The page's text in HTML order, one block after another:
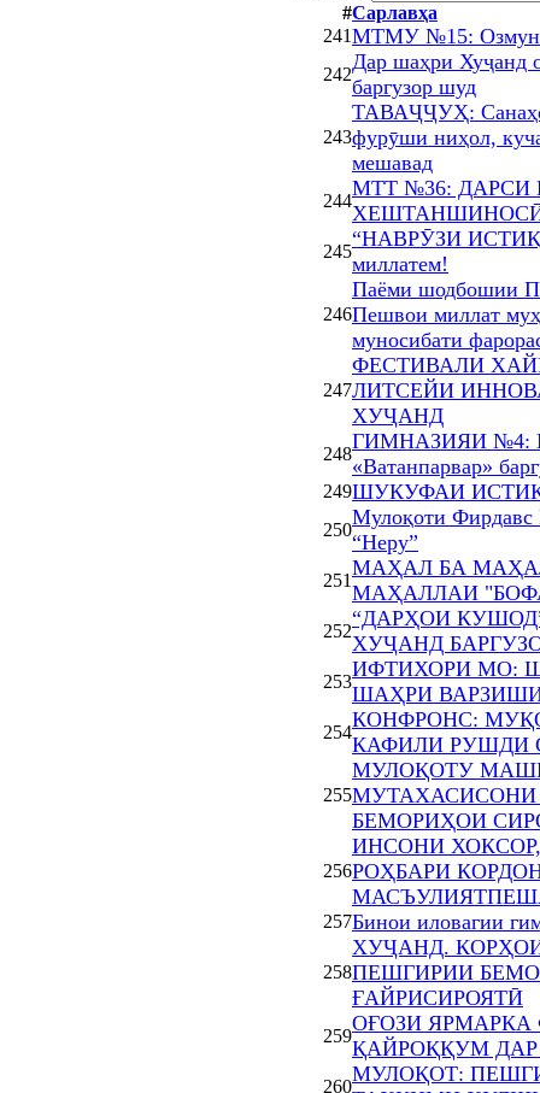
#Сарлавҳа
241МТМУ №15: Озмуни
242
Дар шаҳри Хуҷанд
баргузор шуд
243
ТАВАҶҶУҲ:
фурӯши ниҳол,
мешавад
244
МТТ №36: ДАРСИ
245
“НАВРӮЗИ
миллатем!
246
Паёми шодбошии
Пешвои миллат
муносибати
247
ФЕСТИВАЛИ
ЛИТСЕЙИ
ХУҶАНД
248
ГИМНАЗИЯИ №4:
«Ватанпарвар»
249ШУКУФАИ
250
Мулоқоти Фирдавс
“Неру”
251
МАҲАЛ БА
МАҲАЛЛАИ
252
“ДАРҲОИ
ХУҶАНД
253
ИФТИХОРИ МО:
ШАҲРИ
254
КОНФРОНС:
КАФИЛИ РУШДИ
255
МУЛОҚОТУ
БЕМОРИҲОИ
256
ИНСОНИ
РОҲБАРИ
257Бинои иловагии
258
ХУҶАНД.
ПЕШГИРИИ
ҒАЙРИСИРОЯТӢ
259
ОҒОЗИ
ҚАЙРОҚҚУМ
260
МУЛОҚОТ: